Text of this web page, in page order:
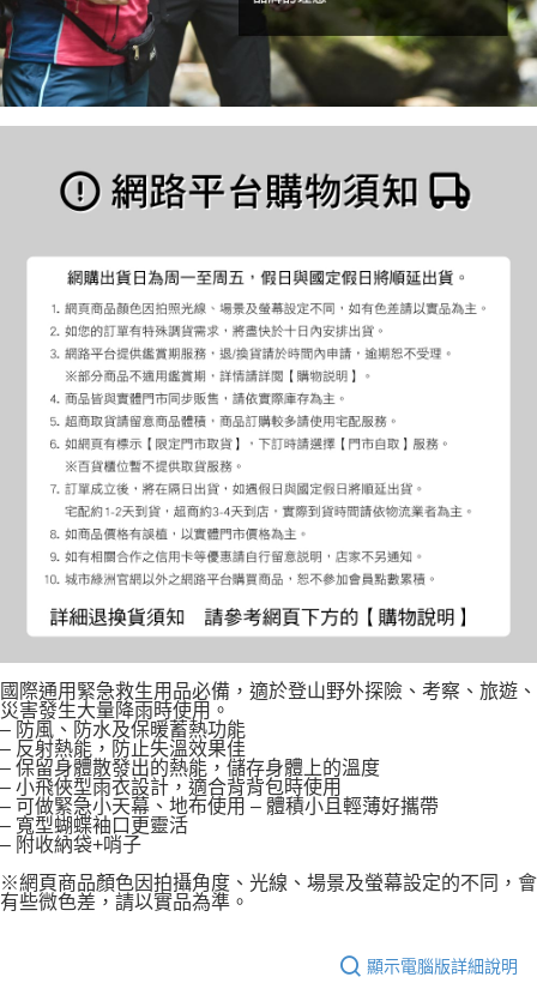
國際通用緊急救生用品必備，適於登山野外探險、考察、旅遊、
災害發生大量降雨時使用。
– 防風、防水及保暖蓄熱功能
– 反射熱能，防止失溫效果佳
– 保留身體散發出的熱能，儲存身體上的溫度
– 小飛俠型雨衣設計，適合背背包時使用
– 可做緊急小天幕、地布使用 – 體積小且輕薄好攜帶
– 寬型蝴蝶袖口更靈活
– 附收納袋+哨子
※網頁商品顏色因拍攝角度、光線、場景及螢幕設定的不同，會
有些微色差，請以實品為準。
顯示電腦版詳細說明